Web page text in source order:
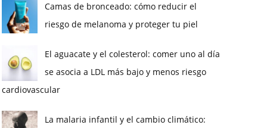
Camas de bronceado: cómo reducir el
riesgo de melanoma y proteger tu piel
El aguacate y el colesterol: comer uno al día
se asocia a LDL más bajo y menos riesgo
cardiovascular
La malaria infantil y el cambio climático: